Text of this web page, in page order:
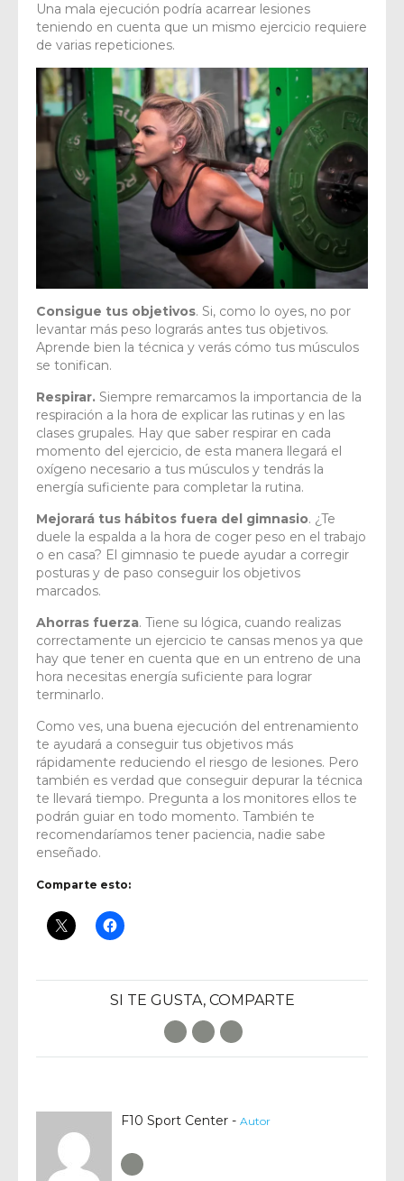
Una mala ejecución podría acarrear lesiones
teniendo en cuenta que un mismo ejercicio requiere
de varias repeticiones.
Consigue tus objetivos. Si, como lo oyes, no por
levantar más peso lograrás antes tus objetivos.
Aprende bien la técnica y verás cómo tus músculos
se tonifican.
Respirar. Siempre remarcamos la importancia de la
respiración a la hora de explicar las rutinas y en las
clases grupales. Hay que saber respirar en cada
momento del ejercicio, de esta manera llegará el
oxígeno necesario a tus músculos y tendrás la
energía suficiente para completar la rutina.
Mejorará tus hábitos fuera del gimnasio. ¿Te
duele la espalda a la hora de coger peso en el trabajo
o en casa? El gimnasio te puede ayudar a corregir
posturas y de paso conseguir los objetivos
marcados.
Ahorras fuerza. Tiene su lógica, cuando realizas
correctamente un ejercicio te cansas menos ya que
hay que tener en cuenta que en un entreno de una
hora necesitas energía suficiente para lograr
terminarlo.
Como ves, una buena ejecución del entrenamiento
te ayudará a conseguir tus objetivos más
rápidamente reduciendo el riesgo de lesiones. Pero
también es verdad que conseguir depurar la técnica
te llevará tiempo. Pregunta a los monitores ellos te
podrán guiar en todo momento. También te
recomendaríamos tener paciencia, nadie sabe
enseñado.
Comparte esto:
SI TE GUSTA, COMPARTE
Facebook
TwitterE-Mail
F10 Sport Center - Autor